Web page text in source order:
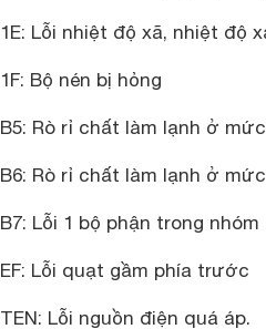
1E: Lỗi nhiệt độ xã, nhiệt độ
1F: Bộ nén bị hỏng
B5: Rò rỉ chất làm lạnh ở
B6: Rò rỉ chất làm lạnh ở
B7: Lỗi 1 bộ phận trong
EF: Lỗi quạt gầm phía trước
TEN: Lỗi nguồn điện quá áp.